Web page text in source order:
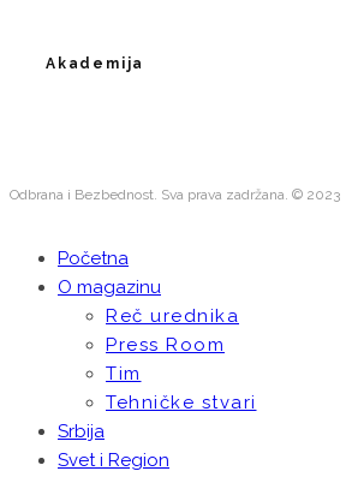
Akademija
Odbrana i Bezbednost. Sva prava zadržana. © 2023
Početna
O magazinu
Reč urednika
Press Room
Tim
Tehničke stvari
Srbija
Svet i Region